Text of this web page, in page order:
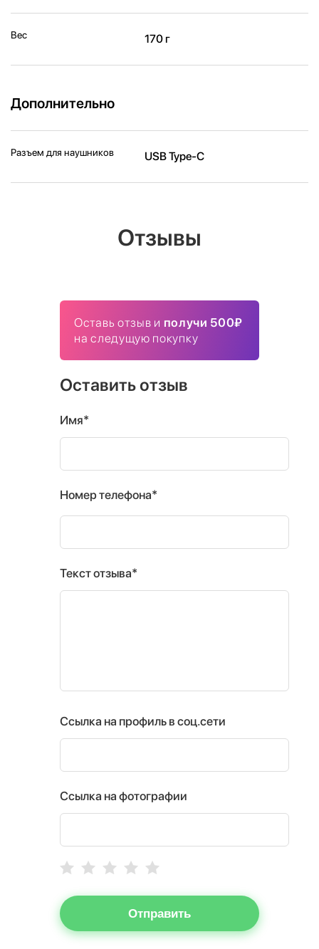
Вес 170 г
Дополнительно
Разъем для наушников USB Type-C
Отзывы
Оставь отзыв и получи 500₽
на следущую покупку
Оставить отзыв
Имя*
Номер телефона*
Текст отзыва*
Ссылка на профиль в соц.сети
Ссылка на фотографии
Отправить